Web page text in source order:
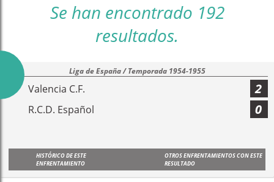
Se han encontrado 192
resultados.
Liga de España / Temporada 1954-1955
Valencia C.F. 2
R.C.D. Español 0
HISTÓRICO DE ESTE
ENFRENTAMIENTO
OTROS ENFRENTAMIENTOS CON ESTE
RESULTADO